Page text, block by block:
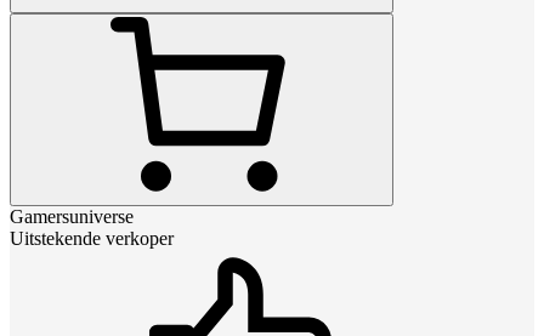
Gamersuniverse
Uitstekende verkoper